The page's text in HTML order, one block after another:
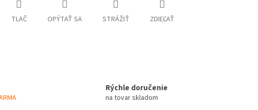
TLAČ OPÝTAŤ SA STRÁŽIŤ ZDIEĽAŤ
Rýchle doručenie
na tovar skladom